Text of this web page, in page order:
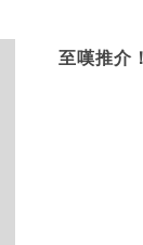
至嘆推介